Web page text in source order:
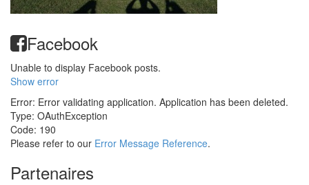
Facebook
Unable to display Facebook posts.
Show error
Error: Error validating application. Application has been deleted.
Type: OAuthException
Code: 190
Please refer to our Error Message Reference.
Partenaires